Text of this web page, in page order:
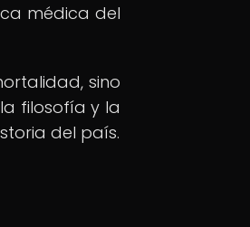
médica del
sino
filosofía y la
del país.